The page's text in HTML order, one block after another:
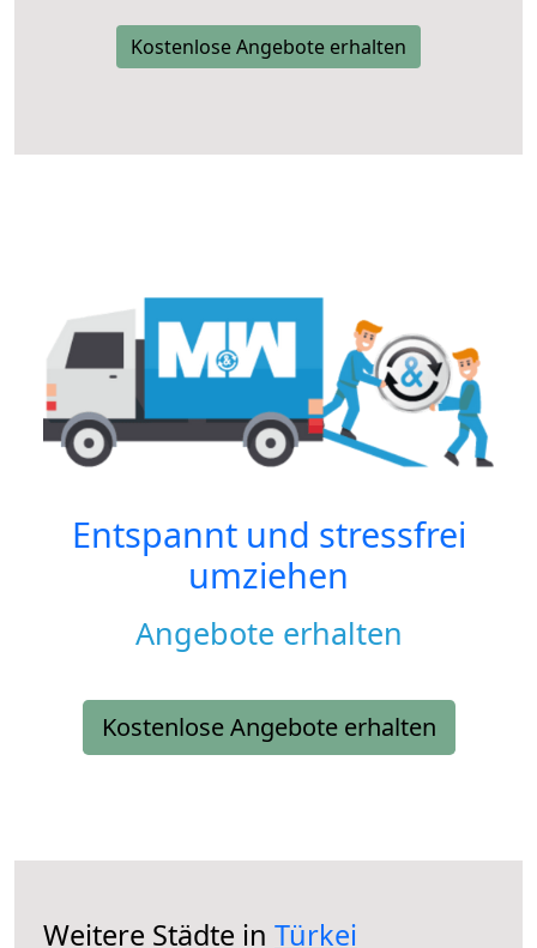
Kostenlose Angebote erhalten
Entspannt und stressfrei
umziehen
Angebote erhalten
Kostenlose Angebote erhalten
Weitere Städte in Türkei